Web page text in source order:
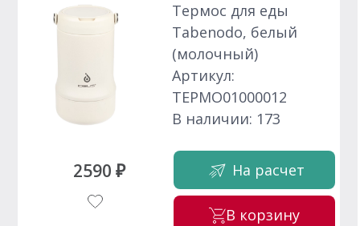
2590 ₽
Термос для еды
Tabenodo, белый
(молочный)
Артикул:
ТЕРМО01000012
В наличии: 173
На расчет
В корзину